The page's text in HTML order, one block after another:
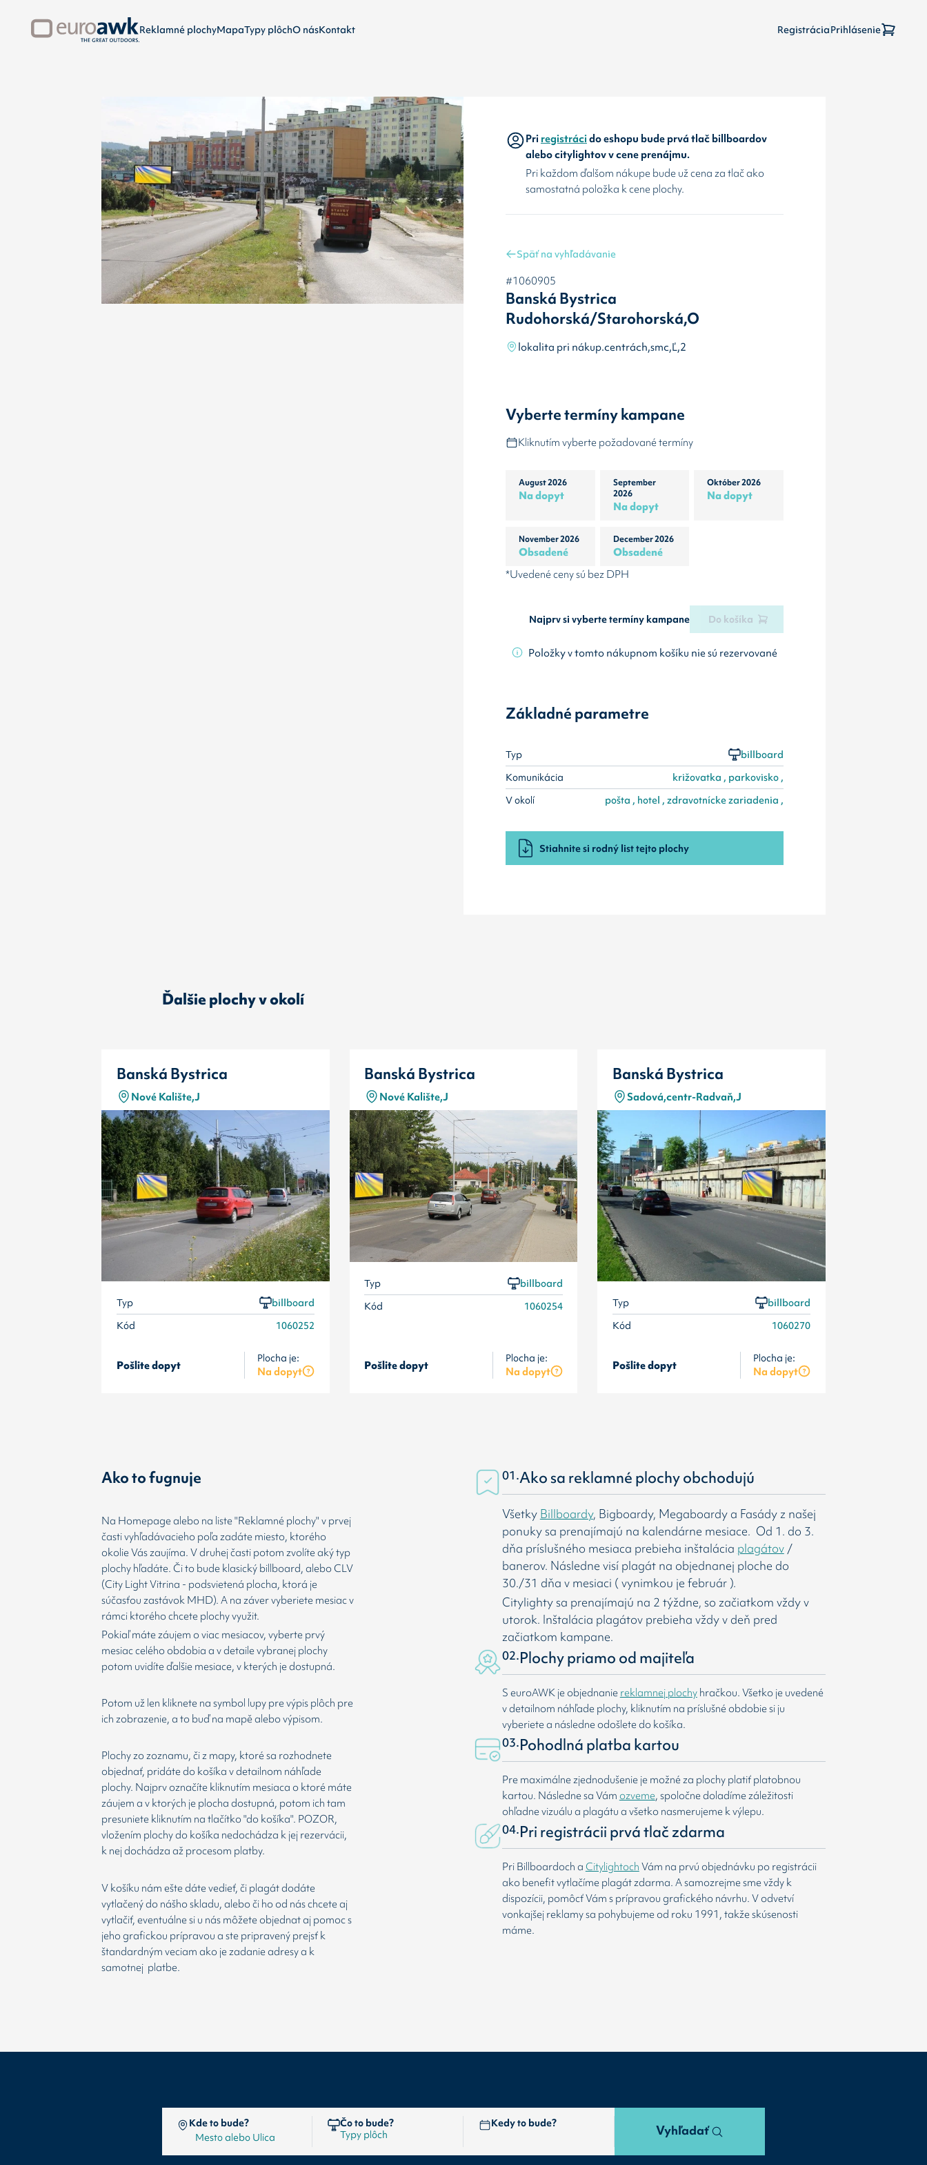
Reklamné plochyMapaTypy plôchO násKontakt RegistráciaPrihlásenie
Priregistrácido eshopu bude prvá tlač billboardov
alebo citylightov v cene prenájmu.
Pri každom ďalšom nákupe bude už cena za tlač ako
samostatná položka k cene plochy.
Späť na vyhľadávanie
#1060905
Banská Bystrica
Rudohorská/Starohorská,O
lokalita pri nákup.centrách,smc,Ľ,2
Vyberte termíny kampane
Kliknutím vyberte požadované termíny
August 2026
Na dopyt
September
2026
Na dopyt
Október 2026
Na dopyt
November 2026
Obsadené
December 2026
Obsadené
*Uvedené ceny sú bez DPH
Najprv si vyberte termíny kampane Do košíka
Položky v tomto nákupnom košíku nie sú rezervované
Základné parametre
Typ
billboard
Komunikácia
križovatka , parkovisko ,
V okolí
pošta , hotel , zdravotnícke zariadenia ,
Stiahnite si rodný list tejto plochy
Ďalšie plochy v okolí
Banská Bystrica
Nové Kalište,J
Typ
billboard
Kód
1060252
Pošlite dopyt Plocha je:
Na dopyt
Banská Bystrica
Nové Kalište,J
Typ
billboard
Kód
1060254
Pošlite dopyt Plocha je:
Na dopyt
Banská Bystrica
Sadová,centr-Radvaň,J
Typ
billboard
Kód
1060270
Pošlite dopyt Plocha je:
Na dopyt
Ako to fugnuje
Na Homepage alebo na liste "Reklamné plochy" v prvej
časti vyhľadávacieho poľa zadáte miesto, ktorého
okolie Vás zaujíma. V druhej časti potom zvolíte aký typ
plochy hľadáte. Či to bude klasický billboard, alebo CLV
(City Light Vitrina - podsvietená plocha, ktorá je
súčasťou zastávok MHD). A na záver vyberiete mesiac v
rámci ktorého chcete plochy využit.
Pokiaľ máte záujem o viac mesiacov, vyberte prvý
mesiac celého obdobia a v detaile vybranej plochy
potom uvidíte ďalšie mesiace, v kterých je dostupná.
Potom už len kliknete na symbol lupy pre výpis plôch pre
ich zobrazenie, a to buď na mapě alebo výpisom.
Plochy zo zoznamu, či z mapy, ktoré sa rozhodnete
objednať, pridáte do košíka v detailnom náhľade
plochy. Najprv označíte kliknutím mesiaca o ktoré máte
záujem a v ktorých je plocha dostupná, potom ich tam
presuniete kliknutím na tlačítko "do košíka". POZOR,
vložením plochy do košíka nedochádza k jej rezervácii,
k nej dochádza až procesom platby.
V košíku nám ešte dáte vedieť, či plagát dodáte
vytlačený do nášho skladu, alebo či ho od nás chcete aj
vytlačiť, eventuálne si u nás môžete objednat aj pomoc s
jeho grafickou prípravou a ste pripravený prejsť k
štandardným veciam ako je zadanie adresy a k
samotnej platbe.
01.Ako sa reklamné plochy obchodujú
Všetky Billboardy, Bigboardy, Megaboardy a Fasády z našej
ponuky sa prenajímajú na kalendárne mesiace. Od 1. do 3.
dňa príslušného mesiaca prebieha inštalácia plagátov/
banerov. Následne visí plagát na objednanej ploche do
30./31 dňa v mesiaci ( vynimkou je február ).
Citylighty sa prenajímajú na 2 týždne, so začiatkom vždy v
utorok. Inštalácia plagátov prebieha vždy v deň pred
začiatkom kampane.
02.Plochy priamo od majiteľa
S euroAWK je objednanie reklamnej plochyhračkou. Všetko je uvedené
v detailnom náhľade plochy, kliknutím na príslušné obdobie si ju
vyberiete a následne odošlete do košíka.
03.Pohodlná platba kartou
Pre maximálne zjednodušenie je možné za plochy platiť platobnou
kartou. Následne sa Vámozveme, spoločne doladíme záležitosti
ohľadne vizuálu a plagátu a všetko nasmerujeme k výlepu.
04.Pri registrácii prvá tlač zdarma
Pri Billboardoch aCitylightochVám na prvú objednávku po registrácii
ako benefit vytlačíme plagát zdarma. A samozrejme sme vždy k
dispozícii, pomôcť Vám s prípravou grafického návrhu. V odvetví
vonkajšej reklamy sa pohybujeme od roku 1991, takže skúsenosti
máme.
Kde to bude? Čo to bude? Kedy to bude? Vyhľadať